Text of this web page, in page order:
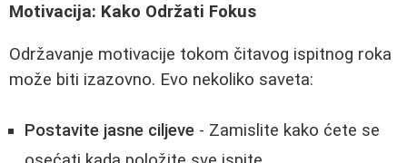
Motivacija: Kako Održati Fokus
Održavanje motivacije tokom čitavog ispitnog roka
može biti izazovno. Evo nekoliko saveta:
Postavite jasne ciljeve - Zamislite kako ćete se